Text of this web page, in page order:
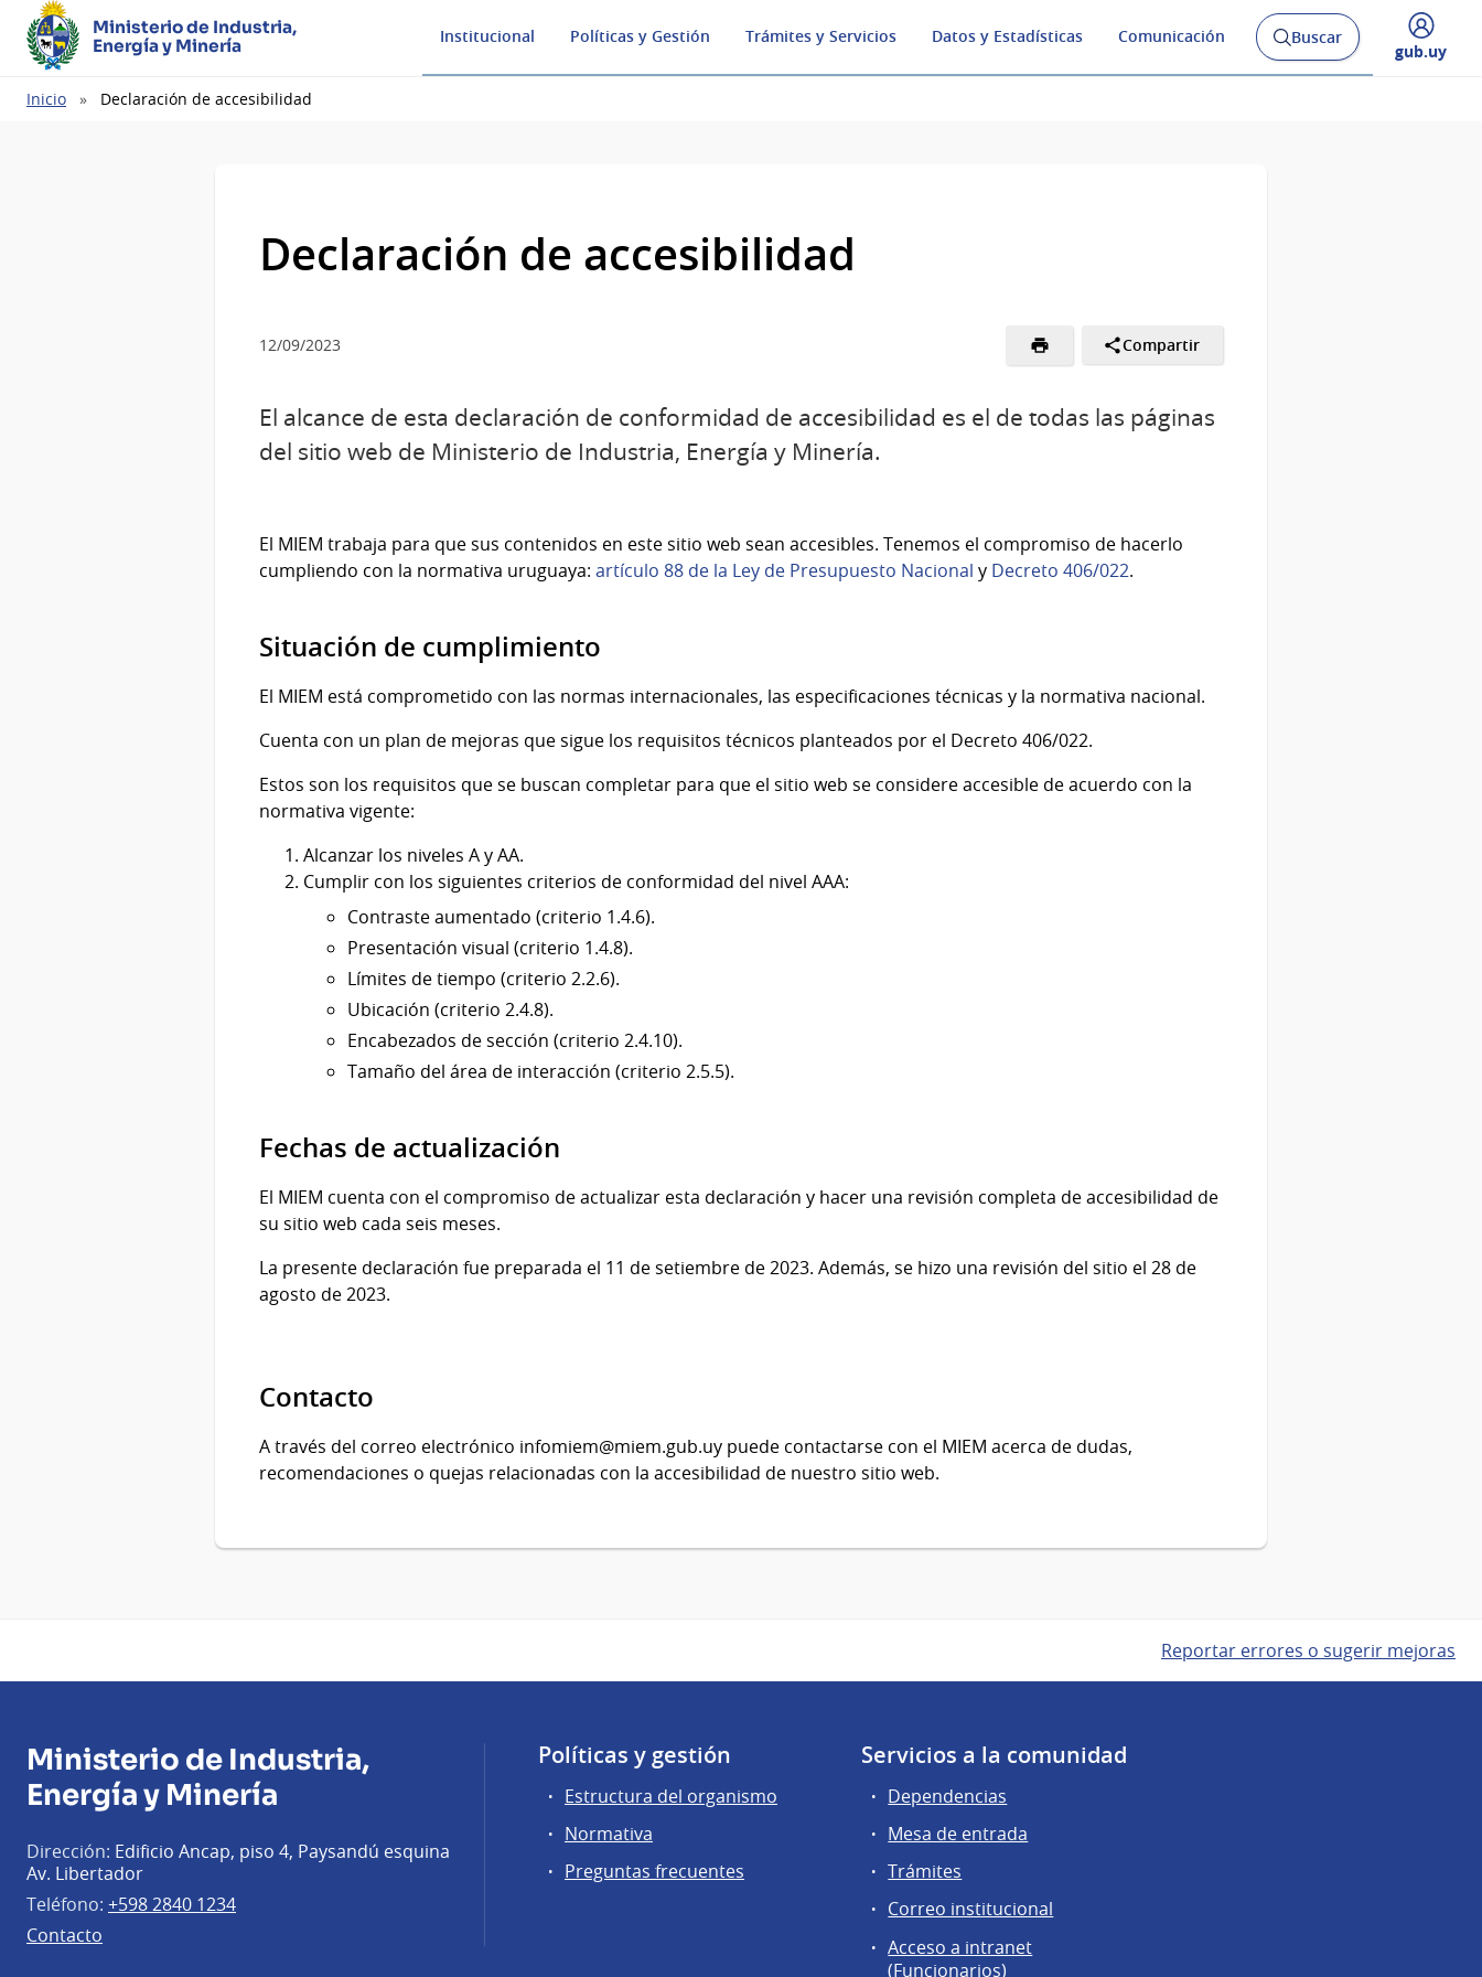
Ministerio de Industria,
Energía y Minería
Institucional Políticas y Gestión Trámites y Servicios Datos y Estadísticas Comunicación
Abrir
buscador
Buscar
Desplegar
gub.uy
Ruta
Inicio Declaración de accesibilidad
Declaración de accesibilidad
12/09/2023 Compartir
El alcance de esta declaración de conformidad de accesibilidad es el de todas las páginas
del sitio web de Ministerio de Industria, Energía y Minería.
El MIEM trabaja para que sus contenidos en este sitio web sean accesibles. Tenemos el compromiso de hacerlo
cumpliendo con la normativa uruguaya: artículo 88 de la Ley de Presupuesto Nacional y Decreto 406/022.
Situación de cumplimiento
El MIEM está comprometido con las normas internacionales, las especificaciones técnicas y la normativa nacional.
Cuenta con un plan de mejoras que sigue los requisitos técnicos planteados por el Decreto 406/022.
Estos son los requisitos que se buscan completar para que el sitio web se considere accesible de acuerdo con la
normativa vigente:
Alcanzar los niveles A y AA.
Cumplir con los siguientes criterios de conformidad del nivel AAA:
Contraste aumentado (criterio 1.4.6).
Presentación visual (criterio 1.4.8).
Límites de tiempo (criterio 2.2.6).
Ubicación (criterio 2.4.8).
Encabezados de sección (criterio 2.4.10).
Tamaño del área de interacción (criterio 2.5.5).
Fechas de actualización
El MIEM cuenta con el compromiso de actualizar esta declaración y hacer una revisión completa de accesibilidad de
su sitio web cada seis meses.
La presente declaración fue preparada el 11 de setiembre de 2023. Además, se hizo una revisión del sitio el 28 de
agosto de 2023.
Contacto
A través del correo electrónico infomiem@miem.gub.uy puede contactarse con el MIEM acerca de dudas,
recomendaciones o quejas relacionadas con la accesibilidad de nuestro sitio web.
Reportar errores o sugerir mejoras
Ministerio de Industria,
Energía y Minería
Dirección: Edificio Ancap, piso 4, Paysandú esquina
Av. Libertador
Teléfono: +598 2840 1234
Contacto
Políticas y gestión
Estructura del organismo
Normativa
Preguntas frecuentes
Servicios a la comunidad
Dependencias
Mesa de entrada
Trámites
Correo institucional
Acceso a intranet
(Funcionarios)